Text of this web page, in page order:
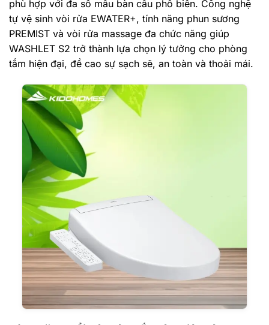
phù hợp với đa số mẫu bàn cầu phổ biến. Công nghệ
tự vệ sinh vòi rửa EWATER+, tính năng phun sương
PREMIST và vòi rửa massage đa chức năng giúp
WASHLET S2 trở thành lựa chọn lý tưởng cho phòng
tắm hiện đại, đề cao sự sạch sẽ, an toàn và thoải mái.